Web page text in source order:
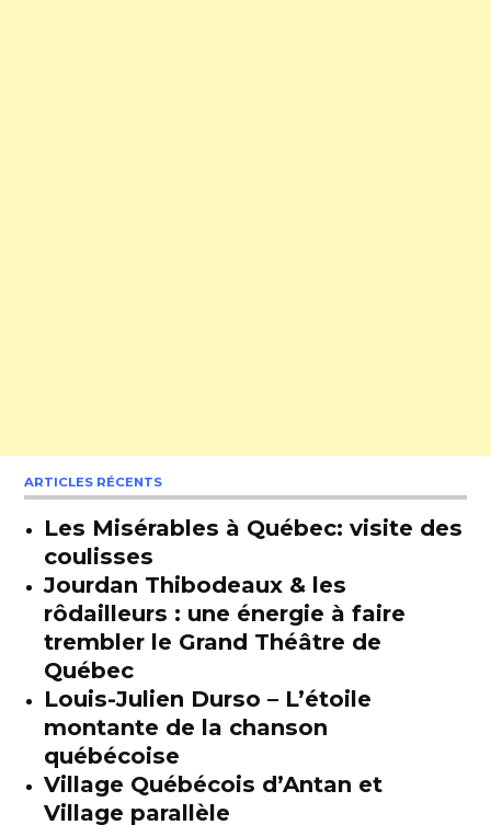
ARTICLES RÉCENTS
Les Misérables à Québec: visite des
coulisses
Jourdan Thibodeaux & les
rôdailleurs : une énergie à faire
trembler le Grand Théâtre de
Québec
Louis-Julien Durso – L’étoile
montante de la chanson
québécoise
Village Québécois d’Antan et
Village parallèle